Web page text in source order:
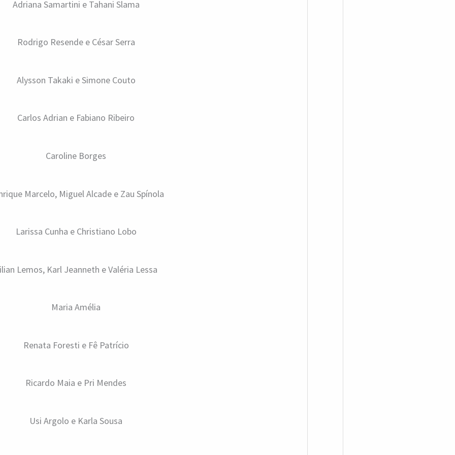
Adriana Samartini e Tahani Slama
Rodrigo Resende e César Serra
Alysson Takaki e Simone Couto
Carlos Adrian e Fabiano Ribeiro
Caroline Borges
Marcelo, Miguel Alcade e Zau Spínola
Larissa Cunha e Christiano Lobo
Lemos, Karl Jeanneth e Valéria Lessa
Maria Amélia
Renata Foresti e Fê Patrício
Ricardo Maia e Pri Mendes
Usi Argolo e Karla Sousa